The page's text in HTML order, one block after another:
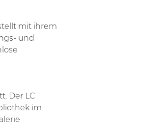
mit ihrem
und
Der LC
im